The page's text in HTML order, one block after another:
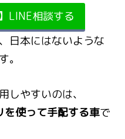
LINE相談する
日本にはないような
。
しやすいのは、
を使って手配する車で